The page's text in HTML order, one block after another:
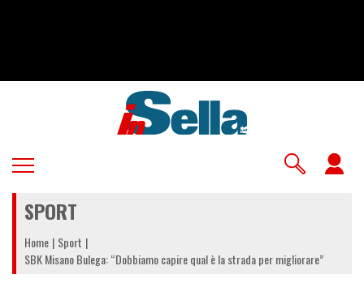
SPORT
Home Sport
SBK Misano Bulega: “Dobbiamo capire qual è la strada per migliorare”